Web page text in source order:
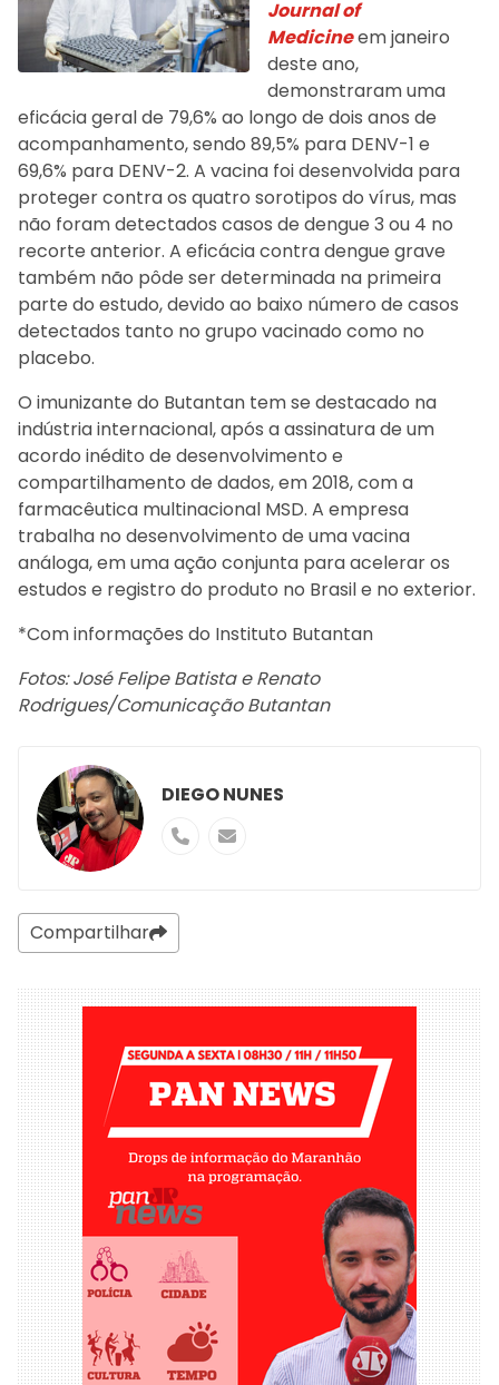
Journal of
Medicineem janeiro
deste ano,
demonstraram uma
eficácia geral de 79,6% ao longo de dois anos de
acompanhamento, sendo 89,5% para DENV-1 e
69,6% para DENV-2. A vacina foi desenvolvida para
proteger contra os quatro sorotipos do vírus, mas
não foram detectados casos de dengue 3 ou 4 no
recorte anterior. A eficácia contra dengue grave
também não pôde ser determinada na primeira
parte do estudo, devido ao baixo número de casos
detectados tanto no grupo vacinado como no
placebo.
O imunizante do Butantan tem se destacado na
indústria internacional, após a assinatura de um
acordo inédito de desenvolvimento e
compartilhamento de dados, em 2018, com a
farmacêutica multinacional MSD. A empresa
trabalha no desenvolvimento de uma vacina
análoga, em uma ação conjunta para acelerar os
estudos e registro do produto no Brasil e no exterior.
*Com informações do Instituto Butantan
Fotos: José Felipe Batista e Renato
Rodrigues/Comunicação Butantan
DIEGO NUNES
Compartilhar